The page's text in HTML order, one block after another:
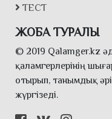
ТЕСТ
ЖОБА ТУРАЛЫ
© 2019 Qalamger.kz
қаламгерлерінің
отырып, танымдық
жүргізеді.